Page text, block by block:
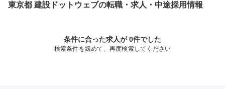
東京都 建設ドットウェブの転職・求人・中途採用情報
条件に合った求人が 0件でした
検索条件を緩めて、再度検索してください